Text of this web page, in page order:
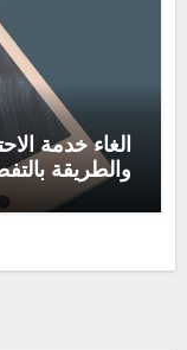
الغاء خدمة
والطريقة